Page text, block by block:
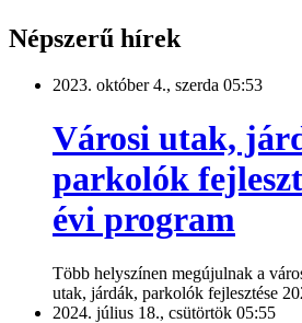
Népszerű hírek
2023. október 4., szerda 05:53
Városi utak,
parkolók
évi program
Több helyszínen megújulnak a
utak, járdák, parkolók fejlesztése
2024. július 18., csütörtök 05:55